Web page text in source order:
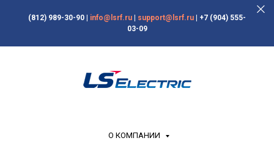
(812) 989-30-90 info@lsrf.ru support@lsrf.ru
+7 (904) 555-
03-09
О КОМПАНИИ